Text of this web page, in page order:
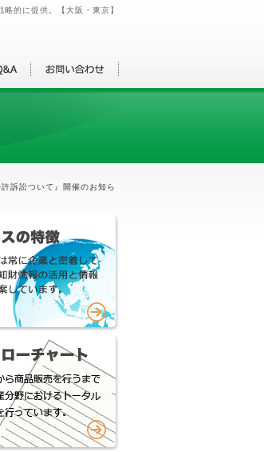
的に提供。【大阪・東京】
訴訟ついて』開催のお知ら